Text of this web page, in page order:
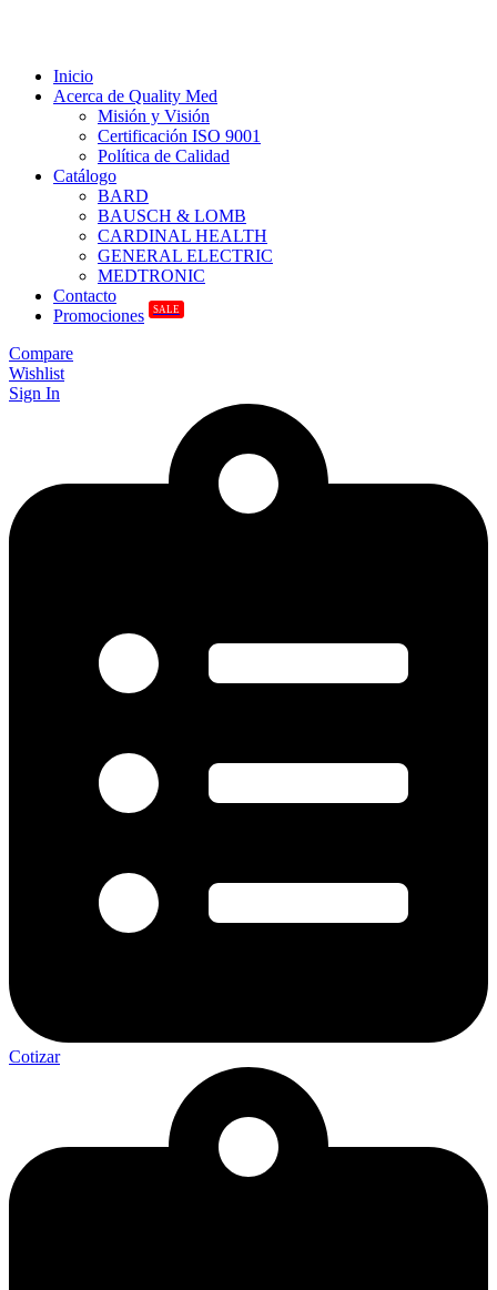
Inicio
Acerca de Quality Med
Misión y Visión
Certificación ISO 9001
Política de Calidad
Catálogo
BARD
BAUSCH & LOMB
CARDINAL HEALTH
GENERAL ELECTRIC
MEDTRONIC
Contacto
Promociones
SALE
Compare
Wishlist
Sign In
Cotizar